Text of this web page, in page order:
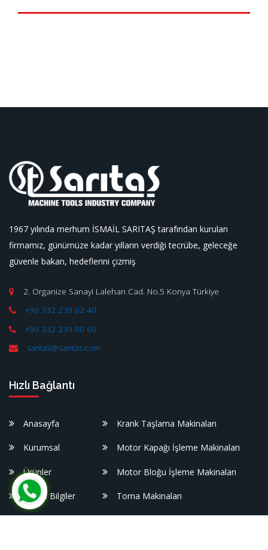
1967 yılında merhum İSMAİL SARITAŞ tarafından kurulan
firmamız, günümüze kadar yılların verdiği tecrübe, geleceğe
güvenle bakan, hedeflerini çizmiş
2. Organize Sanayi Lalehan Cad. No.5 Konya Türkiye
+90 332 239 02 40
+90 332 239 00 60
saritas@saritas.com
Hızlı Bağlantı
Anasayfa
Kurumsal
Ürünler
Yararlı Bilgiler
Krank Taşlama Makinaları
Motor Kapağı İşleme Makinaları
Motor Bloğu İşleme Makinaları
Torna Makinaları